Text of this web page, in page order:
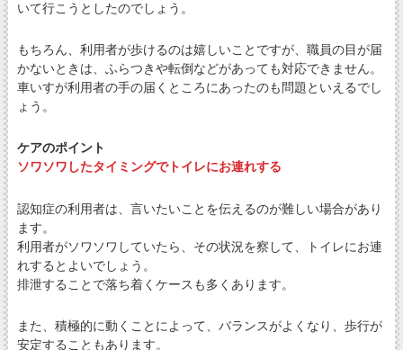
いて行こうとしたのでしょう。
もちろん、利用者が歩けるのは嬉しいことですが、職員の目が届
かないときは、ふらつきや転倒などがあっても対応できません。
車いすが利用者の手の届くところにあったのも問題といえるでし
ょう。
ケアのポイント
ソワソワしたタイミングでトイレにお連れする
認知症の利用者は、言いたいことを伝えるのが難しい場合があり
ます。
利用者がソワソワしていたら、その状況を察して、トイレにお連
れするとよいでしょう。
排泄することで落ち着くケースも多くあります。
また、積極的に動くことによって、バランスがよくなり、歩行が
安定することもあります。